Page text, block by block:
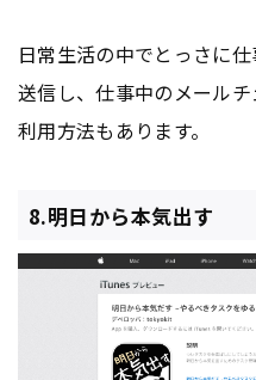
日常生活の中でとっさに
送信し、仕事中のメール
利用方法もあります。
8.明日から本気出す